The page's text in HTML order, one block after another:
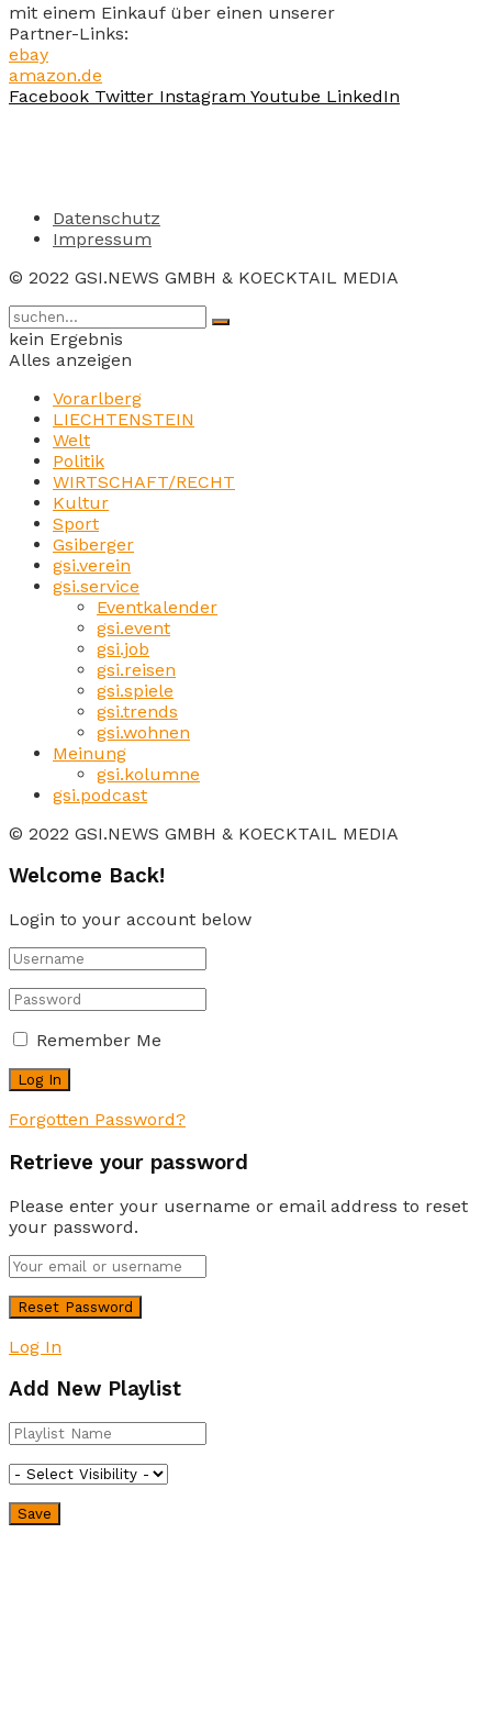
mit einem Einkauf über einen unserer
Partner-Links:
ebay
amazon.de
Facebook Twitter Instagram Youtube LinkedIn
Datenschutz
Impressum
© 2022 GSI.NEWS GMBH & KOECKTAIL MEDIA
kein Ergebnis
Alles anzeigen
Vorarlberg
LIECHTENSTEIN
Welt
Politik
WIRTSCHAFT/RECHT
Kultur
Sport
Gsiberger
gsi.verein
gsi.service
Eventkalender
gsi.event
gsi.job
gsi.reisen
gsi.spiele
gsi.trends
gsi.wohnen
Meinung
gsi.kolumne
gsi.podcast
© 2022 GSI.NEWS GMBH & KOECKTAIL MEDIA
Welcome Back!
Login to your account below
Remember Me
Forgotten Password?
Retrieve your password
Please enter your username or email address to reset
your password.
Log In
Add New Playlist